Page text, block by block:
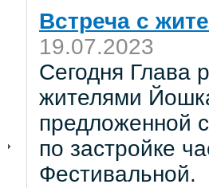
Встреча с
19.07.2023
Сегодня Глава
жителями
предложенной
по застройке
Фестивальной.